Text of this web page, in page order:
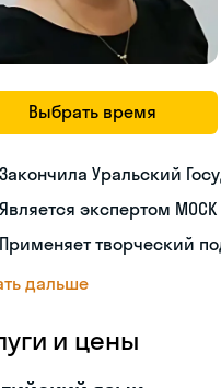
Выбрать время
Закончила Уральский
Является экспертом
Применяет творческий
дальше
и цены